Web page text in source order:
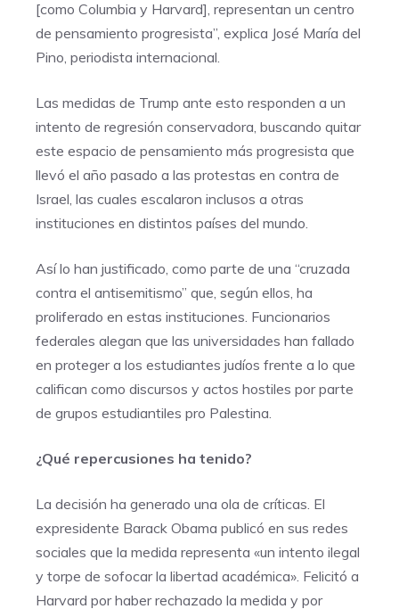
[como Columbia y Harvard], representan un centro
de pensamiento progresista”, explica José María del
Pino, periodista internacional.
Las medidas de Trump ante esto responden a un
intento de regresión conservadora, buscando quitar
este espacio de pensamiento más progresista que
llevó el año pasado a las protestas en contra de
Israel, las cuales escalaron inclusos a otras
instituciones en distintos países del mundo.
Así lo han justificado, como parte de una “cruzada
contra el antisemitismo” que, según ellos, ha
proliferado en estas instituciones. Funcionarios
federales alegan que las universidades han fallado
en proteger a los estudiantes judíos frente a lo que
califican como discursos y actos hostiles por parte
de grupos estudiantiles pro Palestina.
¿Qué repercusiones ha tenido?
La decisión ha generado una ola de críticas. El
expresidente Barack Obama publicó en sus redes
sociales que la medida representa «un intento ilegal
y torpe de sofocar la libertad académica». Felicitó a
Harvard por haber rechazado la medida y por